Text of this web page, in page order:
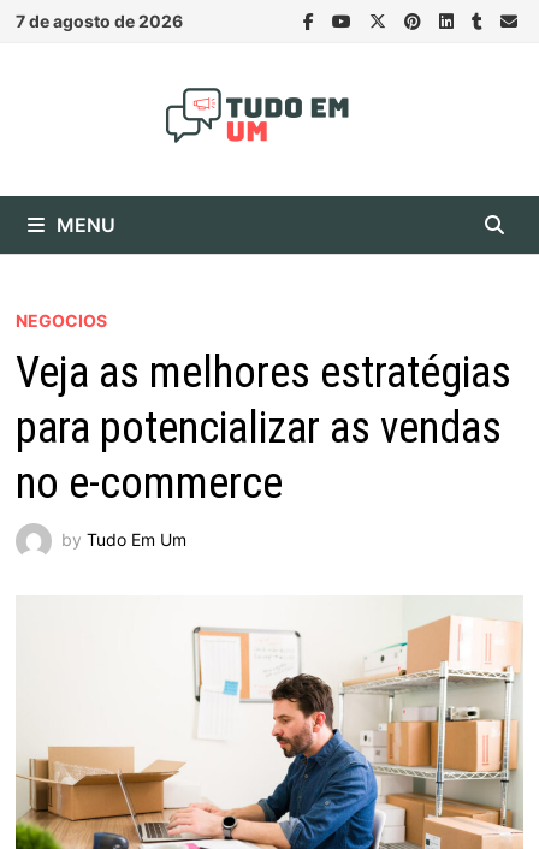
Skip
7 de agosto de 2026
MENU
NEGOCIOS
Veja as melhores estratégias
para potencializar as vendas
no e-commerce
by Tudo Em Um